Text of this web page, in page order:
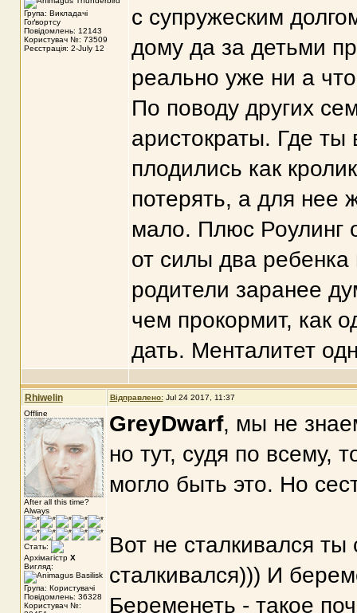
Група: Викладачі
Гоґвортсу
Повідомлень: 12143
Користувач №: 73509
Реєстрація: 2-July 12
с супружеским
дому да за детьми
реально уже ни а
По поводу других
аристократы. Где
плодились как
потерять, а для нее
мало. Плюс Роулинг
от силы два
родители заранее
чем прокормит, как
дать. Менталитет
Rhiwelin Відправлено: Jul 24 2017, 11:37
Offline
After all this time?
Always
Стать:
Архімагістр X
Вигляд:
Група: Користувачі
Повідомлень: 36328
Користувач №:
GreyDwarf, мы не
но тут, судя по всему,
могло быть это. Но
Вот не сталкивался
сталкивался))) И
Беременеть - такое